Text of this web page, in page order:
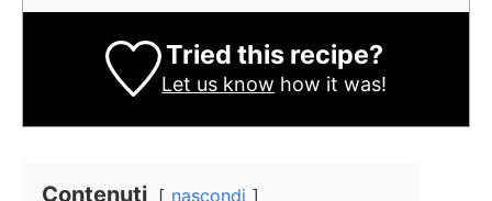
Tried this recipe?
Let us know how it was!
Contenuti nascondi